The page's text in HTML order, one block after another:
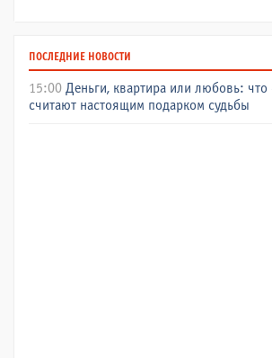
ПОСЛЕДНИЕ НОВОСТИ
15:00 Деньги, квартира или любовь: что
считают настоящим подарком судьбы